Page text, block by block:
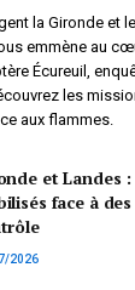
la Gironde et
emmène au
Écureuil,
les
aux flammes.
et Landes
face à
2026